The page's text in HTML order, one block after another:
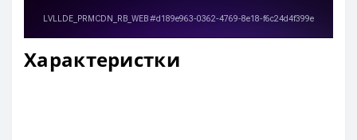
Характеристки